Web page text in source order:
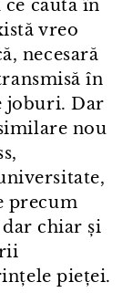
căuta în
vreo
necesară
în
joburi. Dar
nou
precum
chiar și
pieței.